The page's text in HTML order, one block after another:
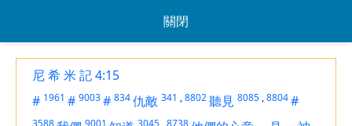
關閉
尼 希 米 記 4:15
# 1961 # 9003# 834仇敵 341 ,8802聽見 8085 ,8804#
3588 9001 3045 ,8738